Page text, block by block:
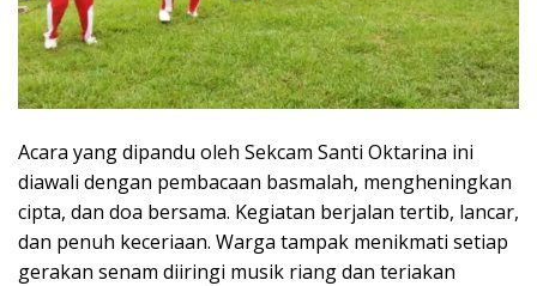
Acara yang dipandu oleh Sekcam Santi Oktarina ini
diawali dengan pembacaan basmalah, mengheningkan
cipta, dan doa bersama. Kegiatan berjalan tertib, lancar,
dan penuh keceriaan. Warga tampak menikmati setiap
gerakan senam diiringi musik riang dan teriakan